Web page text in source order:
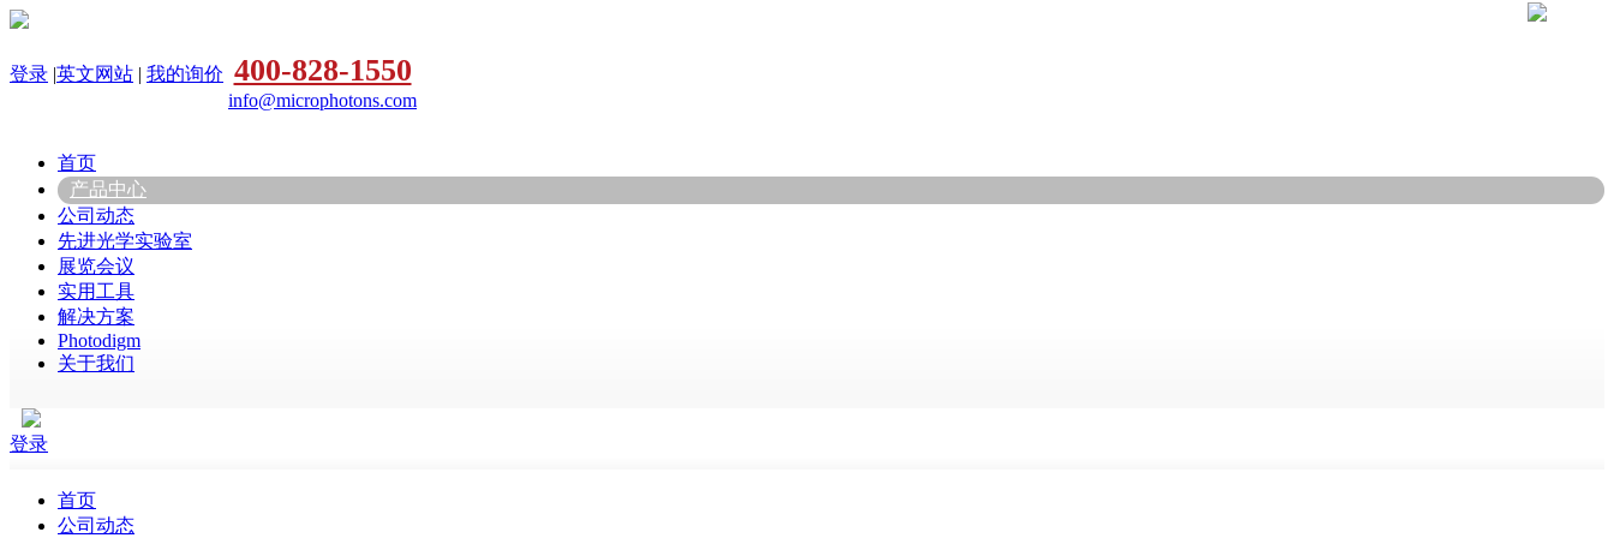
登录 |英文网站 | 我的询价 400-828-1550
info@microphotons.com
首页
产品中心
公司动态
先进光学实验室
展览会议
实用工具
解决方案
Photodigm
关于我们
登录
首页
公司动态